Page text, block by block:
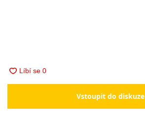
Vstoupit do diskuze